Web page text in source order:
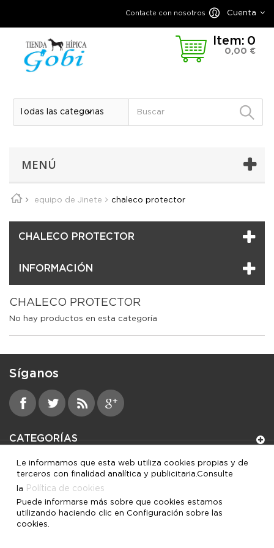
Cuenta
Contacte con nosotros
Ítem: 0
0,00 €
MENÚ
equipo de Jinete chaleco protector
CHALECO PROTECTOR
INFORMACIÓN
CHALECO PROTECTOR
No hay productos en esta categoría
Síganos
CATEGORÍAS
INFORMACIÓN
MI CUENTA
INFORMACIÓN SOBRE LA TIENDA
Le informamos que esta web utiliza cookies propias y de
terceros con finalidad analítica y publicitaria.Consulte
la Política de cookies
Puede informarse más sobre que cookies estamos
utilizando haciendo clic en Configuración sobre las
cookies.